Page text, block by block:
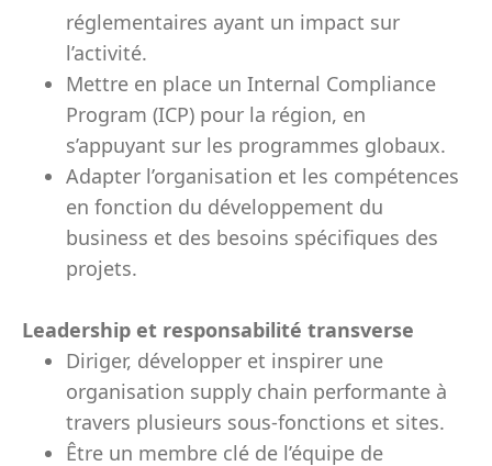
réglementaires ayant un impact sur
l’activité.
Mettre en place un Internal Compliance
Program (ICP) pour la région, en
s’appuyant sur les programmes globaux.
Adapter l’organisation et les compétences
en fonction du développement du
business et des besoins spécifiques des
projets.
Leadership et responsabilité transverse
Diriger, développer et inspirer une
organisation supply chain performante à
travers plusieurs sous-fonctions et sites.
Être un membre clé de l’équipe de